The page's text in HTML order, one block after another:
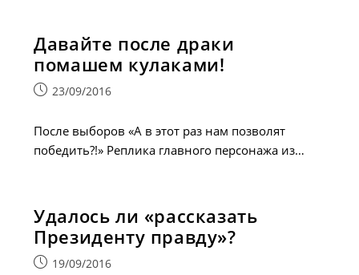
Давайте после драки
помашем кулаками!
Запись23/09/2016
После выборов «А в этот раз нам позволят
победить?!» Реплика главного персонажа из…
Удалось ли «рассказать
Президенту правду»?
Запись19/09/2016